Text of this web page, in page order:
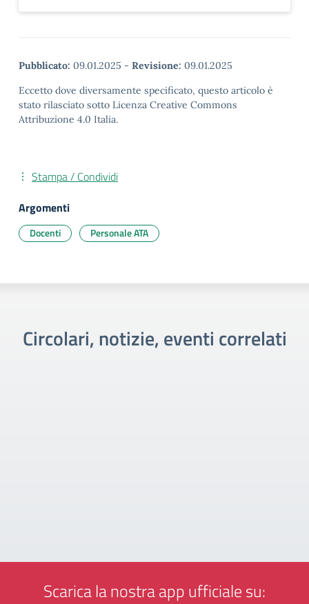
Pubblicato: 09.01.2025 - Revisione: 09.01.2025
Eccetto dove diversamente specificato, questo articolo è
stato rilasciato sotto Licenza Creative Commons
Attribuzione 4.0 Italia.
Stampa / Condividi
Argomenti
Docenti Personale ATA
Circolari, notizie, eventi correlati
Scarica la nostra app ufficiale su: